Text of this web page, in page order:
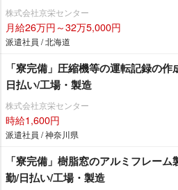
株式会社京栄センター
月給26万円～32万5,000円
派遣社員 / 北海道
「寮完備」圧縮機等の運転記録の
日払い/工場・製造
株式会社京栄センター
時給1,600円
派遣社員 / 神奈川県
「寮完備」樹脂窓のアルミフレー
勤/日払い/工場・製造